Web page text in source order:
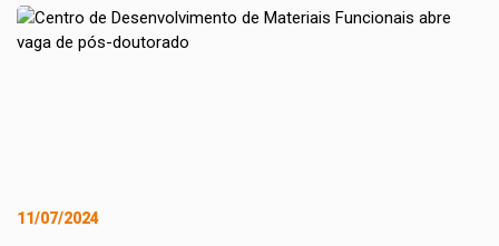
11/07/2024